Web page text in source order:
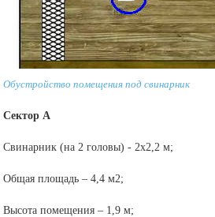
Обустройство помещения под свинарник
Сектор А
Свинарник (на 2 головы) - 2х2,2 м;
Общая площадь – 4,4 м2;
Высота помещения – 1,9 м;